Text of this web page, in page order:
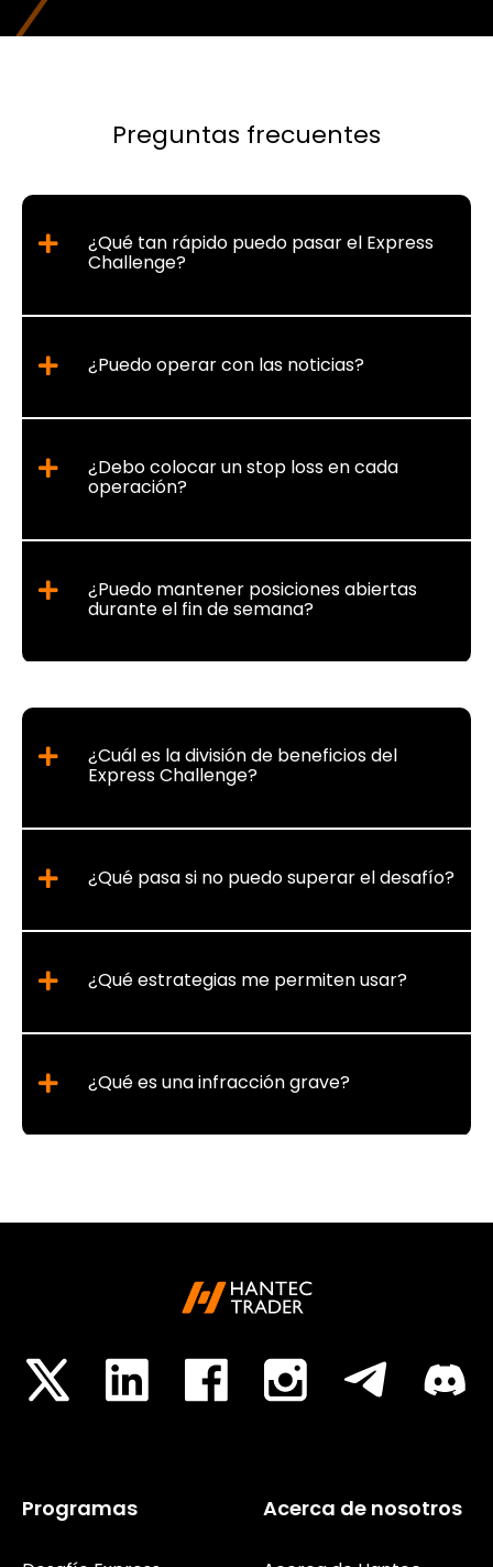
Preguntas frecuentes
¿Qué tan rápido puedo pasar el Express
Challenge?
¿Puedo operar con las noticias?
¿Debo colocar un stop loss en cada
operación?
¿Puedo mantener posiciones abiertas
durante el fin de semana?
¿Cuál es la división de beneficios del
Express Challenge?
¿Qué pasa si no puedo superar el desafío?
¿Qué estrategias me permiten usar?
¿Qué es una infracción grave?
Programas Acerca de nosotros